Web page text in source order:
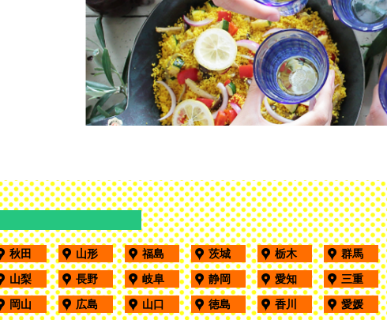
秋田 山形 福島 茨城 栃木 群馬
山梨 長野 岐阜 静岡 愛知 三重
岡山 広島 山口 徳島 香川 愛媛